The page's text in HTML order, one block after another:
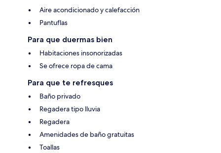
Aire acondicionado y calefacción
Pantuflas
Para que duermas bien
Habitaciones insonorizadas
Se ofrece ropa de cama
Para que te refresques
Baño privado
Regadera tipo lluvia
Regadera
Amenidades de baño gratuitas
Toallas